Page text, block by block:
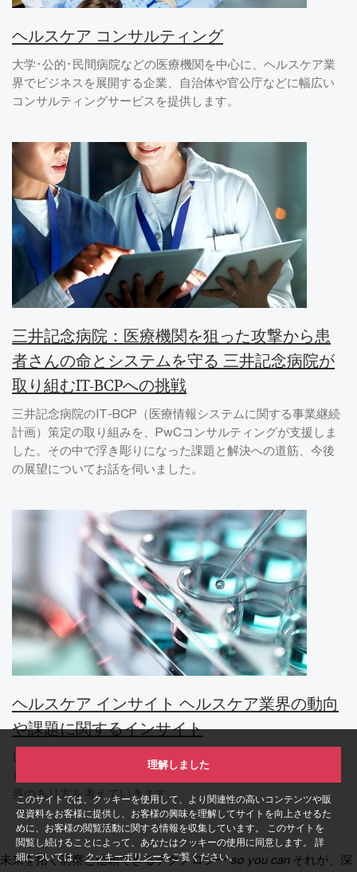
このサイトでは、クッキーを使用して、より関連性の高いコンテンツや販
促資料をお客様に提供し、お客様の興味を理解してサイトを向上させるた
めに、お客様の閲覧活動に関する情報を収集しています。 このサイトを
閲覧し続けることによって、あなたはクッキーの使用に同意します。 詳
細については、 クッキーポリシーをご覧ください。
理解しました
ヘルスケア コンサルティング
大学･公的･民間病院などの医療機関を中心に、ヘルスケア業
界でビジネスを展開する企業、自治体や官公庁などに幅広い
コンサルティングサービスを提供します。
三井記念病院：医療機関を狙った攻撃から患
者さんの命とシステムを守る 三井記念病院が
取り組むIT-BCPへの挑戦
三井記念病院のIT-BCP（医療情報システムに関する事業継続
計画）策定の取り組みを、PwCコンサルティングが支援しま
した。その中で浮き彫りになった課題と解決への道筋、今後
の展望についてお話を伺いました。
ヘルスケア インサイト ヘルスケア業界の動向
や課題に関するインサイト
レポートや寄稿などを通して、ヘルスケア業界の動向や直面
界のあり方を考えていきます。
未来を拓く洞察と信頼できるテクノロジー so you can それが、深